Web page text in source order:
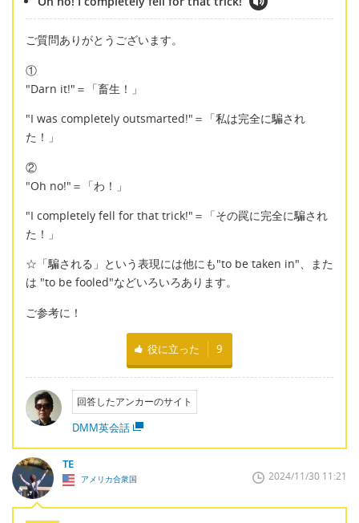
ご質問ありがとうございます。
①
"Darn it!"＝「畜生！」
"I was completely outsmarted!"＝「私は完全に騙され
た！」
②
"Oh no!"＝「わ！」
"I completely fell for that trick!"＝「その罠に完全に騙され
た！」
☆「騙される」という表現には他にも"to be taken in"、また
は "to be fooled"などいろいろあります。
ご参考に！
役に立った 9
回答したアンカーのサイト
DMM英会話
TE
アメリカ合衆国 2024/11/30 11:21